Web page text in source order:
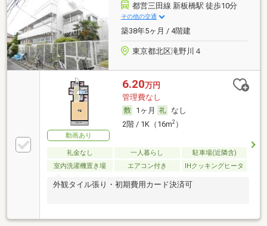
都営三田線 新板橋駅 徒歩10分
その他の交通
築38年5ヶ月 / 4階建
東京都北区滝野川４
動画あり
6.20万円
管理費なし
1ヶ月
なし
2階 / 1K（16m2）
礼金なし 一人暮らし
駐車場(近隣含)
室内洗濯機置き場
エアコン付き IHクッキングヒータ
外観タイル張り・初期費用カード決済可